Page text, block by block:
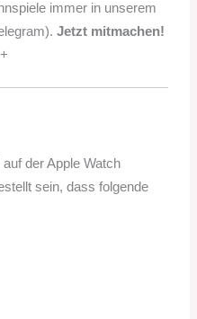
immer in unserem
Jetzt mitmachen!
der Apple Watch
sein, dass folgende